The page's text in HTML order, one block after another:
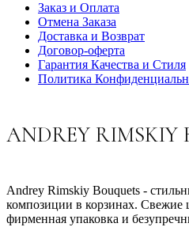
Заказ и Оплата
Отмена Заказа
Доставка и Возврат
Договор-оферта
Гарантия Качества и Стиля
Политика
ANDREY RIMSKIY
Andrey Rimskiy Bouquets -
композиции в корзинах. Свежие
фирменная упаковка и